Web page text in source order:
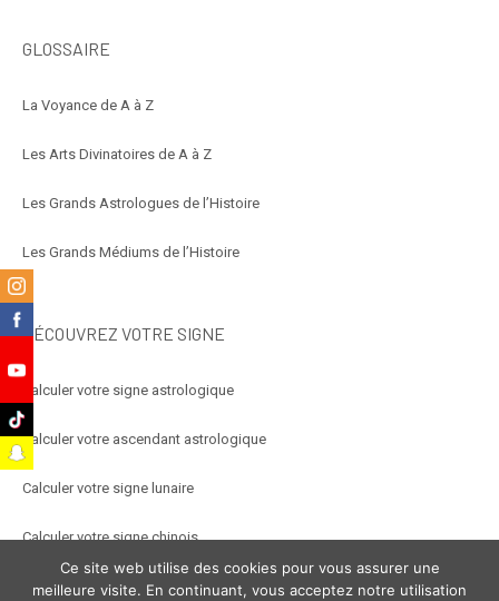
GLOSSAIRE
La Voyance de A à Z
Les Arts Divinatoires de A à Z
Les Grands Astrologues de l’Histoire
Les Grands Médiums de l’Histoire
DÉCOUVREZ VOTRE SIGNE
Calculer votre signe astrologique
Calculer votre ascendant astrologique
Calculer votre signe lunaire
Calculer votre signe chinois
Calculer votre signe arabe
Ce site web utilise des cookies pour vous assurer une
meilleure visite. En continuant, vous acceptez notre utilisation